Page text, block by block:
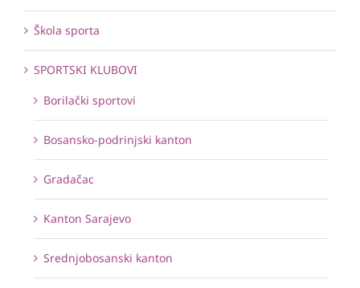
Škola sporta
SPORTSKI KLUBOVI
Borilački sportovi
Bosansko-podrinjski kanton
Gradačac
Kanton Sarajevo
Srednjobosanski kanton